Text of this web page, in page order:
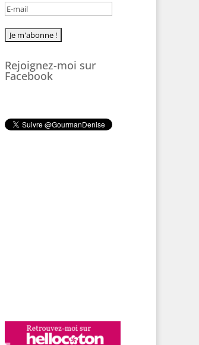
Rejoignez-moi sur
Facebook